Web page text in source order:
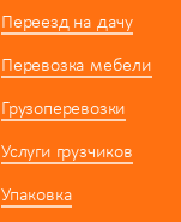
Переезд на дачу
Перевозка мебели
Грузоперевозки
Услуги грузчиков
Упаковка